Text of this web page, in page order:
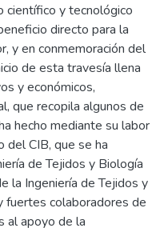
científico y tecnológico
directo para la
y en conmemoración del
de esta travesía llena
y económicos,
que recopila algunos de
hecho mediante su labor
CIB, que se ha
de Tejidos y Biología
la Ingeniería de Tejidos y
fuertes colaboradores de
al apoyo de la